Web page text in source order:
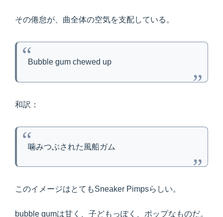
その倦怠が、曲全体の空気を支配している。
Bubble gum chewed up
和訳：
噛みつぶされた風船ガム
このイメージはとてもSneaker Pimpsらしい。
bubble gumは甘く、子どもっぽく、ポップなものだ。